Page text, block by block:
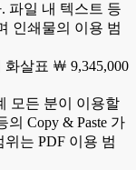
파일 내 텍스트 등
인쇄물의 이용 범
￦ 9,345,000
모든 분이 이용할
Copy & Paste 가
는 PDF 이용 범